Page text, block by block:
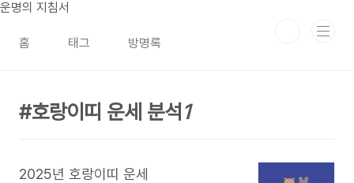
본문 바로가기
운명의 지침서
홈 태그 방명록
호랑이띠 운세 분석 1
2025년 호랑이띠 운세